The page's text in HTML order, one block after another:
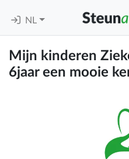
NL
Mijn kinderen
6jaar een mooie